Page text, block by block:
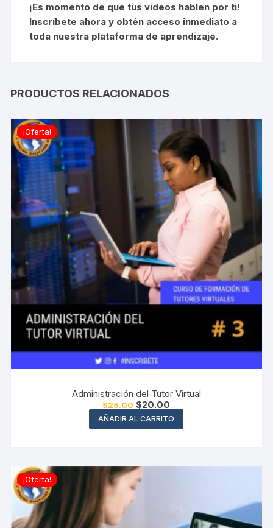
¡Es momento de que tus videos hablen por ti!
Inscríbete ahora y obtén acceso inmediato a
toda nuestra plataforma de aprendizaje.
PRODUCTOS RELACIONADOS
¡Oferta!
Administración del Tutor Virtual
$25.00 El
precio
original
era:
$20.00
precio
actual
es:
AÑADIR AL CARRITO
¡Oferta!